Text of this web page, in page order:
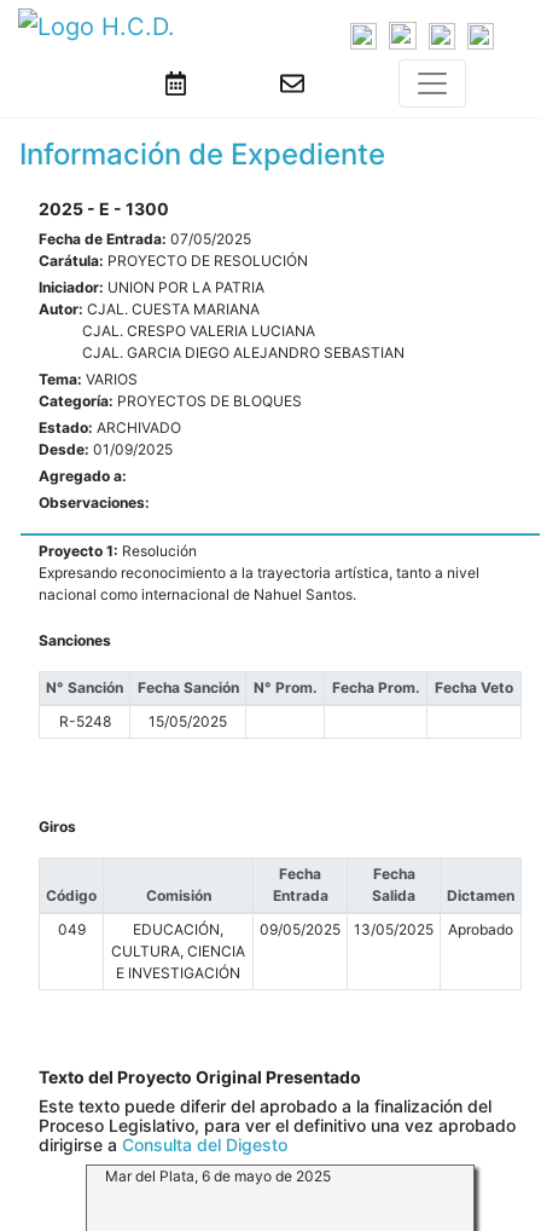
Información de Expediente
2025 - E - 1300
Fecha de Entrada: 07/05/2025
Carátula: PROYECTO DE RESOLUCIÓN
Iniciador: UNION POR LA PATRIA
Autor: CJAL. CUESTA MARIANA
CJAL. CRESPO VALERIA LUCIANA
CJAL. GARCIA DIEGO ALEJANDRO SEBASTIAN
Tema: VARIOS
Categoría: PROYECTOS DE BLOQUES
Estado: ARCHIVADO
Desde: 01/09/2025
Agregado a:
Observaciones:
Proyecto 1: Resolución
Expresando reconocimiento a la trayectoria artística, tanto a nivel
nacional como internacional de Nahuel Santos.
Sanciones
N° Sanción Fecha Sanción N° Prom. Fecha Prom.
Fecha Veto
R-5248
15/05/2025
Giros
Código Comisión
Fecha
Entrada
Fecha
Salida
Dictamen
049
EDUCACIÓN,
CULTURA, CIENCIA
E INVESTIGACIÓN
09/05/2025 13/05/2025 Aprobado
Texto del Proyecto Original Presentado
Este texto puede diferir del aprobado a la finalización del
Proceso Legislativo, para ver el definitivo una vez aprobado
dirigirse a Consulta del Digesto
Mar del Plata, 6 de mayo de 2025